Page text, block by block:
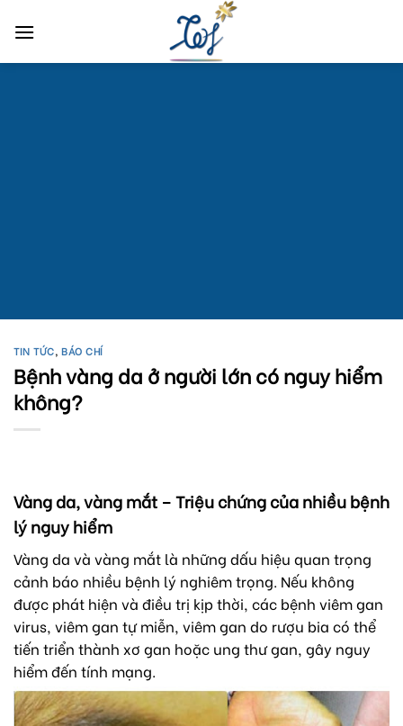
TIN TỨC,BÁO CHÍ
Bệnh vàng da ở người lớn có nguy hiểm
không?
Vàng da, vàng mắt – Triệu chứng của nhiều bệnh
lý nguy hiểm
Vàng da và vàng mắt là những dấu hiệu quan trọng
cảnh báo nhiều bệnh lý nghiêm trọng. Nếu không
được phát hiện và điều trị kịp thời, các bệnh viêm gan
virus, viêm gan tự miễn, viêm gan do rượu bia có thể
tiến triển thành xơ gan hoặc ung thư gan, gây nguy
hiểm đến tính mạng.